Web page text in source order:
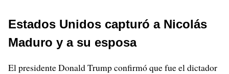
Estados Unidos capturó a Nicolás
Maduro y a su esposa
El presidente Donald Trump confirmó que fue el dictador